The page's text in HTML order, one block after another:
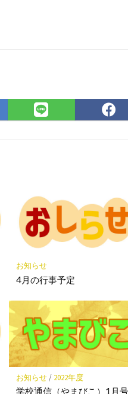
LINE
で
お知らせ
4月の行事予定
お知らせ/ 2022年度
学校通信（やまびこ）1月号